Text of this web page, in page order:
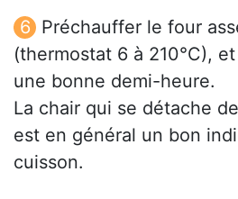
Préchauffer le four
(thermostat 6 à 210°C),
une bonne demi-heure.
La chair qui se détache
est en général un bon
cuisson.